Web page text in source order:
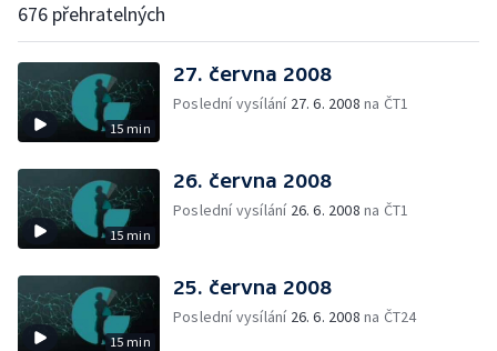
676 přehratelných
15 min
27. června 2008
Poslední vysílání 27. 6. 2008 na ČT1
15 min
26. června 2008
Poslední vysílání 26. 6. 2008 na ČT1
15 min
25. června 2008
Poslední vysílání 26. 6. 2008 na ČT24